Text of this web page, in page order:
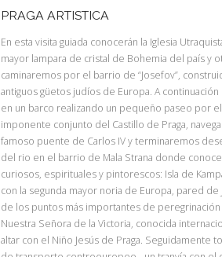
PRAGA ARTISTICA
En esta visita guiada conocerán la Iglesia
mayor lampara de cristal de Bohemia del país y
caminaremos por el barrio de “Josefov”,
antiguos güetos judíos de Europa. A
en un barco realizando un pequeño paseo por
imponente conjunto del Castillo de Praga,
famoso puente de Carlos IV y terminaremos
del rio en el barrio de Mala Strana donde
curiosos, espirituales y pintorescos: Isla de
con la segunda mayor noria de Europa, pared de
de los puntos más importantes de
Nuestra Señora de la Victoria, conocida
altar con el Niño Jesús de Praga. Seguidamente